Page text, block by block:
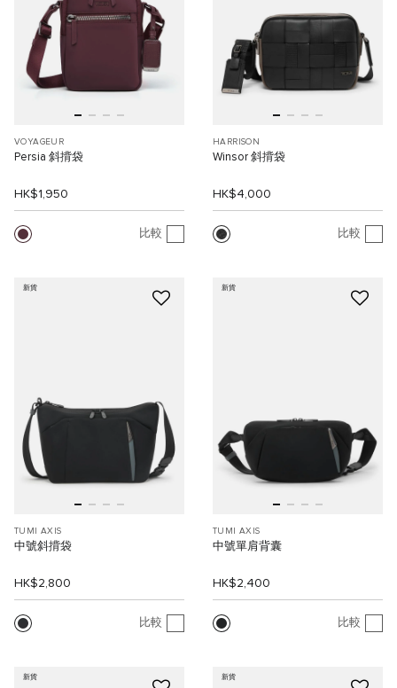
VOYAGEUR
Persia 斜揹袋
HK$1,950
比較
HARRISON
Winsor 斜揹袋
HK$4,000
比較
新貨
TUMI AXIS
中號斜揹袋
HK$2,800
比較
新貨
TUMI AXIS
中號單肩背囊
HK$2,400
比較
新貨 新貨